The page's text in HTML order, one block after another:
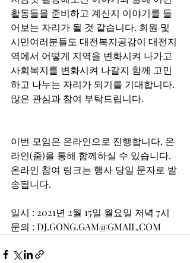
활동들을 준비하고 계신지 이야기를 들
어보는 자리가 될 것 같습니다. 회원 및
시민여러분들도 대전복지공감이 대전지
역에서 어떻게 지역을 변화시켜 나가고
사회복지를 변화시켜 나갈지 함께 고민
하고 나누는 자리가 되기를 기대합니다.
많은 관심과 참여 부탁드립니다.
이번 모임은 온라인으로 진행합니다. 온
라인(줌)을 통해 함께하실 수 있습니다.
온라인 참여 링크는 행사 당일 문자로 발
송됩니다.
일시 : 2021년 2월 15일 월요일 저녁 7시
문의 : DJ.GONG.GAM@GMAIL.COM